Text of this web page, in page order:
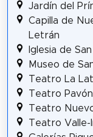
Jardín del
Capilla de
Letrán
Iglesia de
Museo de
Teatro La
Teatro Pavón
Teatro
Teatro Valle-